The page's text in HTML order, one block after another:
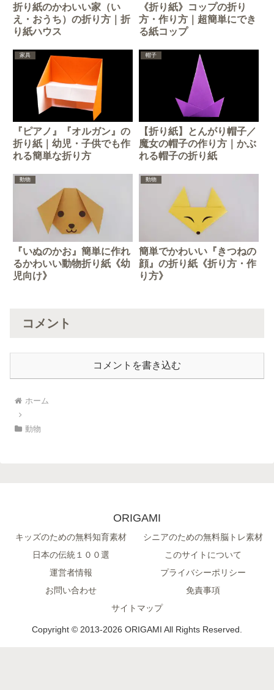
折り紙のかわいい家（い
え・おうち）の折り方｜折
り紙ハウス
《折り紙》コップの折り
方・作り方｜超簡単にでき
る紙コップ
家具
『ピアノ』『オルガン』の
折り紙｜幼児・子供でも作
れる簡単な折り方
帽子
【折り紙】とんがり帽子／
魔女の帽子の作り方｜かぶ
れる帽子の折り紙
動物
『いぬのかお』簡単に作れ
るかわいい動物折り紙《幼
児向け》
動物
簡単でかわいい『きつねの
顔』の折り紙《折り方・作
り方》
コメント
コメントを書き込む
ホーム
動物
ORIGAMI
キッズのための無料知育素材
シニアのための無料脳トレ素材
日本の伝統１００選
このサイトについて
運営者情報
プライバシーポリシー
お問い合わせ
免責事項
サイトマップ
Copyright © 2013-2026 ORIGAMI All Rights Reserved.